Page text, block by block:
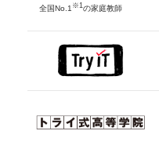
全国No.1 ※1 の家庭教師